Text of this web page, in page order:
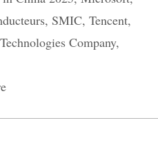
, SMIC, Tencent,
Company,